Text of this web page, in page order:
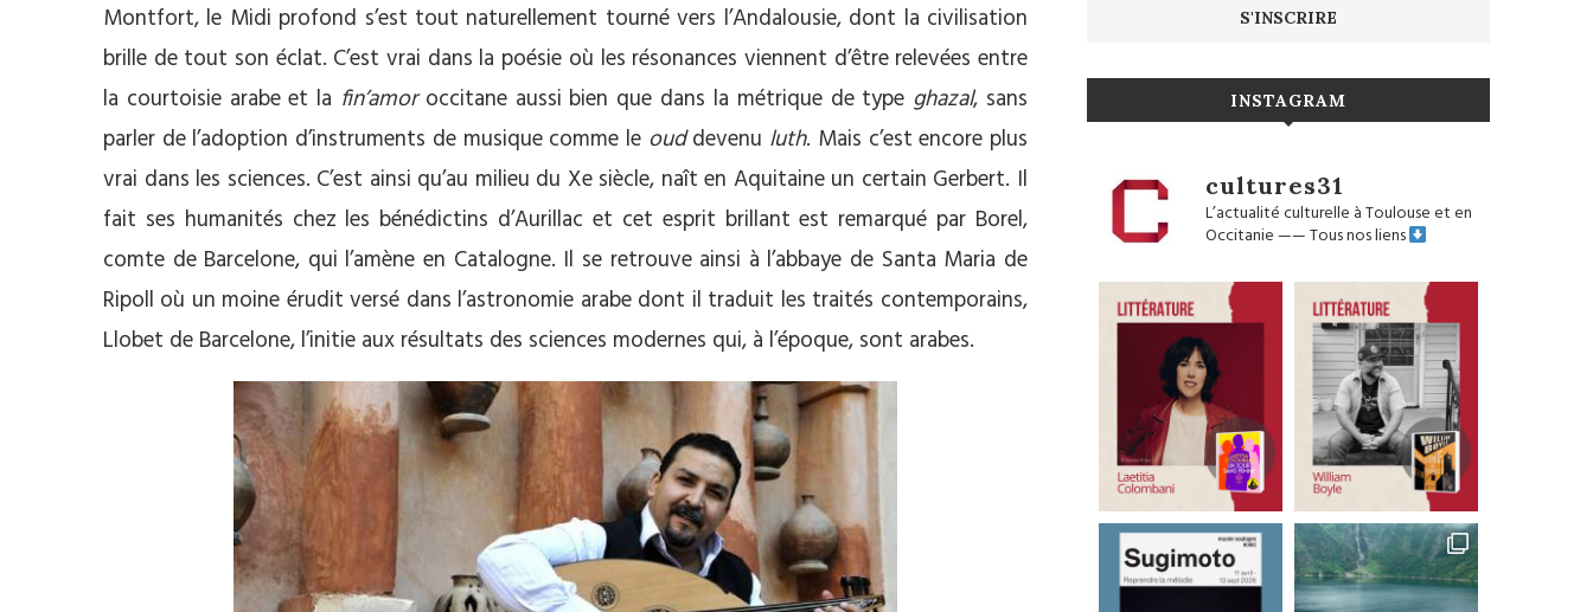
Montfort, le Midi profond s’est tout naturellement tourné vers l’Andalousie, dont la civilisation
brille de tout son éclat. C’est vrai dans la poésie où les résonances viennent d’être relevées entre
la courtoisie arabe et la fin’amoroccitane aussi bien que dans la métrique de type ghazal, sans
parler de l’adoption d’instruments de musique comme le ouddevenu luth. Mais c’est encore plus
vrai dans les sciences. C’est ainsi qu’au milieu du Xe siècle, naît en Aquitaine un certain Gerbert. Il
fait ses humanités chez les bénédictins d’Aurillac et cet esprit brillant est remarqué par Borel,
comte de Barcelone, qui l’amène en Catalogne. Il se retrouve ainsi à l’abbaye de Santa Maria de
Ripoll où un moine érudit versé dans l’astronomie arabe dont il traduit les traités contemporains,
Llobet de Barcelone, l’initie aux résultats des sciences modernes qui, à l’époque, sont arabes.
INSTAGRAM
cultures31
L’actualité culturelle à Toulouse et en
Occitanie——Tous nos liens